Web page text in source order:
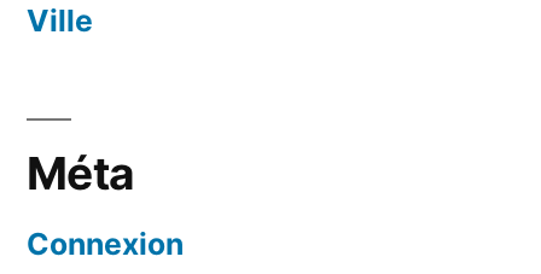
Ville
Méta
Connexion